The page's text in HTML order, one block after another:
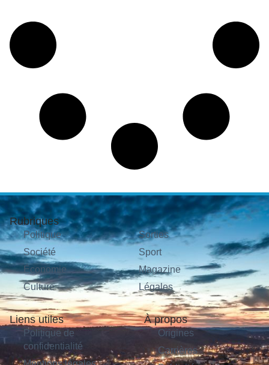
Rubriques
Politique
Société
Économie
Culture
Sorties
Sport
Magazine
Légales
Liens utiles
Politique de
confidentialité
À propos
Origines
Carrières